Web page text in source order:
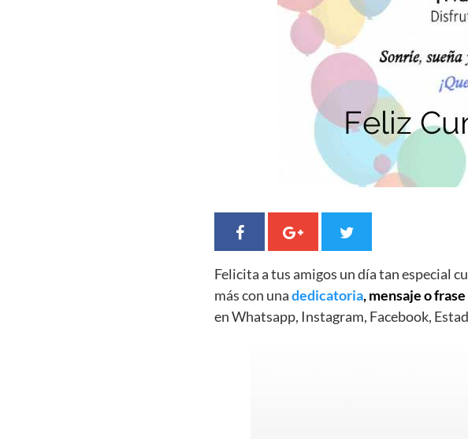
Felicita a tus amigos un día tan especial
más con unadedicatoria, mensaje o
en Whatsapp, Instagram, Facebook,